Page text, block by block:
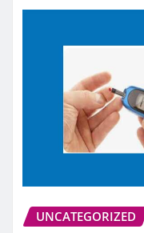
UNCATEGORIZED